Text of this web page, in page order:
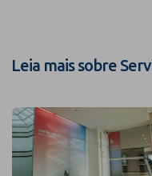
Leia mais sobre